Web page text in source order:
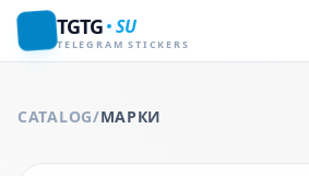
TGTG SU
TELEGRAM STICKERS
CATALOG/МАРКИ